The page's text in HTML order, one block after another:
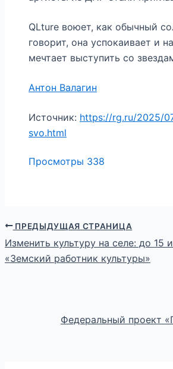
QLture воюет, как обычный
говорит, она успокаивает и
мечтает выступить со
Антон Валагин
Источник: https://rg.ru/2025/
svo.html
Просмотры 338
ПРЕДЫДУЩАЯ СТРАНИЦА
Изменить культуру на селе: до
«Земский работник культуры»
Федеральный проект